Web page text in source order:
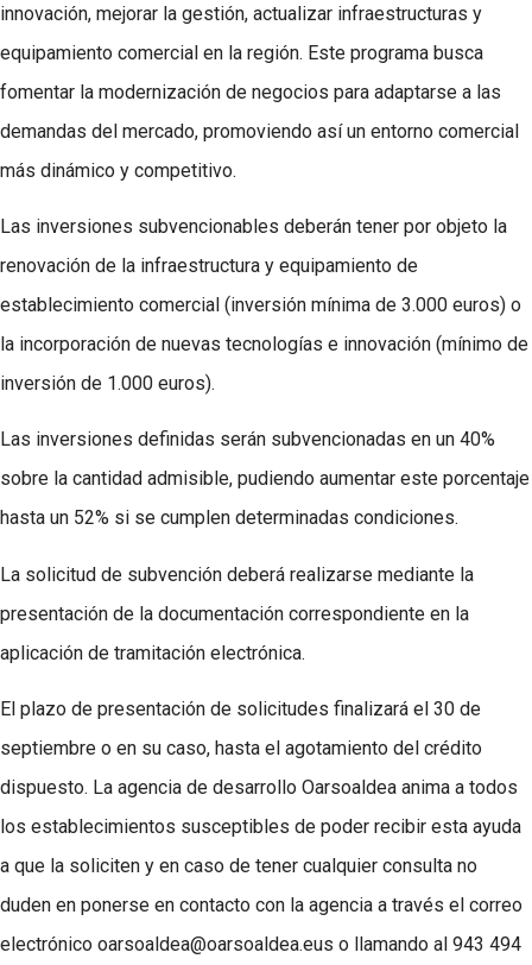
innovación, mejorar la gestión, actualizar infraestructuras y
equipamiento comercial en la región. Este programa busca
fomentar la modernización de negocios para adaptarse a las
demandas del mercado, promoviendo así un entorno comercial
más dinámico y competitivo.
Las inversiones subvencionables deberán tener por objeto la
renovación de la infraestructura y equipamiento de
establecimiento comercial (inversión mínima de 3.000 euros) o
la incorporación de nuevas tecnologías e innovación (mínimo de
inversión de 1.000 euros).
Las inversiones definidas serán subvencionadas en un 40%
sobre la cantidad admisible, pudiendo aumentar este porcentaje
hasta un 52% si se cumplen determinadas condiciones.
La solicitud de subvención deberá realizarse mediante la
presentación de la documentación correspondiente en la
aplicación de tramitación electrónica.
El plazo de presentación de solicitudes finalizará el 30 de
septiembre o en su caso, hasta el agotamiento del crédito
dispuesto. La agencia de desarrollo Oarsoaldea anima a todos
los establecimientos susceptibles de poder recibir esta ayuda
a que la soliciten y en caso de tener cualquier consulta no
duden en ponerse en contacto con la agencia a través el correo
electrónico oarsoaldea@oarsoaldea.eus o llamando al 943 494